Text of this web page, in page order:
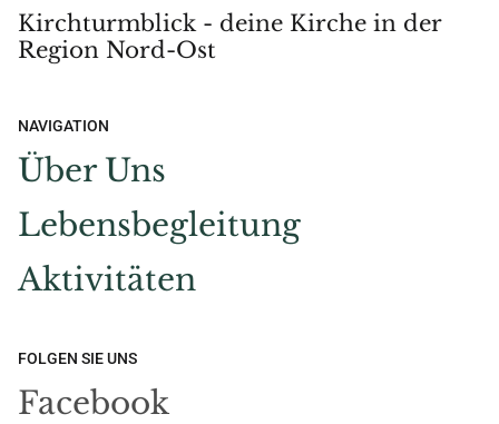
Kirchturmblick - deine Kirche in der
Region Nord-Ost
NAVIGATION
Über Uns
Lebensbegleitung
Aktivitäten
FOLGEN SIE UNS
Facebook